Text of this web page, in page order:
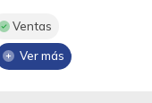
Ventas
Ver más